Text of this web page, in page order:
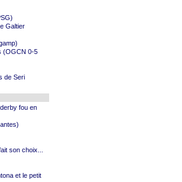
Galtier
(OGCN 0-5
de Seri
fou en
son choix...
et le petit